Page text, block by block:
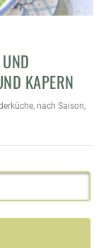
KAPERN
, nach Saison,